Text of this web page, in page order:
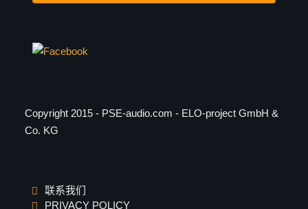
Copyright 2015 - PSE-audio.com - ELO-project GmbH &
Co. KG
联系我们
PRIVACY POLICY